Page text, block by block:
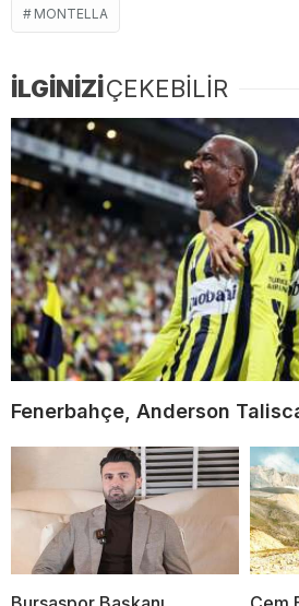
MONTELLA
İLGİNİZİÇEKEBİLİR
Fenerbahçe, Anderson